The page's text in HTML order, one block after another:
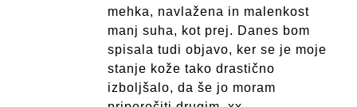
mehka, navlažena in malenkost
manj suha, kot prej. Danes bom
spisala tudi objavo, ker se je moje
stanje kože tako drastično
izboljšalo, da še jo moram